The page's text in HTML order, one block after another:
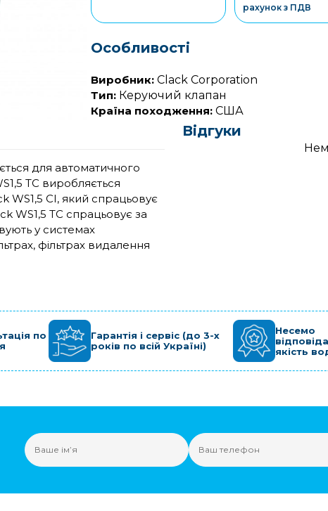
рахунок з ПДВ
Особливості
Виробник: Clack Corporation
Тип: Керуючий клапан
Країна походження: США
для автоматичного
TC виробляється
WS1,5 CI, який спрацьовує
WS1,5 TC спрацьовує за
у системах
фільтрах видалення
Відгуки
по
Гарантія і сервіс (до 3-х
років по всій Україні)
Несемо
якість